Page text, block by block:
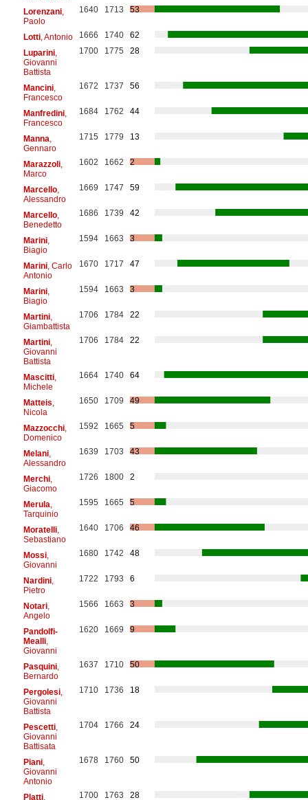
Lorenzani,
Paolo
1640 1713 53
Lotti, Antonio 1666 1740
62
Luparini,
Giovanni
Battista
1700 1775 28
Mancini,
Francesco
1672 1737 56
Manfredini,
Francesco
1684 1762 44
Manna
Gennaro
1715 1779 13
Marazzoli,
Marco
1602 1662 2
Marcello,
Alessandro
1669 1747 59
Marcello,
Benedetto
1686 1739 42
Marini,
Biagio
1594 1663 3
Marini, Carlo
Antonio
1670 1717 47
Marini,
Biagio
1594 1663 3
Martini,
Giambattista
1706 1784 22
Martini,
Giovanni
Battista
1706 1784 22
Mascitti,
Michele
1664 1740 64
Matteis
Nicola
1650 1709 49
Mazzocchi,
Domenico
1592 1665 5
Melani,
Alessandro
1639 1703 43
Merchi,
Giacomo
1726 1800 2
Merula
Tarquinio
1595 1665 5
Moratelli,
Sebastiano
1640 1706 46
Mossi,
Giovanni
1680 1742 48
Nardini,
Pietro
1722 1793 6
Notari,
Angelo
1566 1663 3
Pandolfi-
Mealli,
Giovanni
1620 1669 9
Pasquini,
Bernardo
1637 1710 50
Pergolesi,
Giovanni
Battista
1710 1736 18
Pescetti,
Giovanni
Battisata
1704 1766 24
Piani,
Giovanni
Antonio
1678 1760 50
Platti, 1700 1763 28